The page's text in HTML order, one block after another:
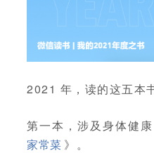
2021 年，读的这五本
第一本，涉及身体健
家常菜 》。